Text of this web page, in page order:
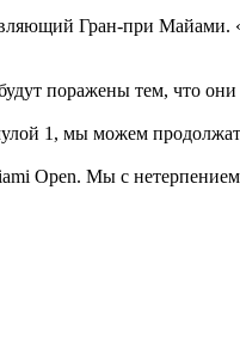
Гран-при
поражены тем, что они
1, мы можем
Open. Мы с